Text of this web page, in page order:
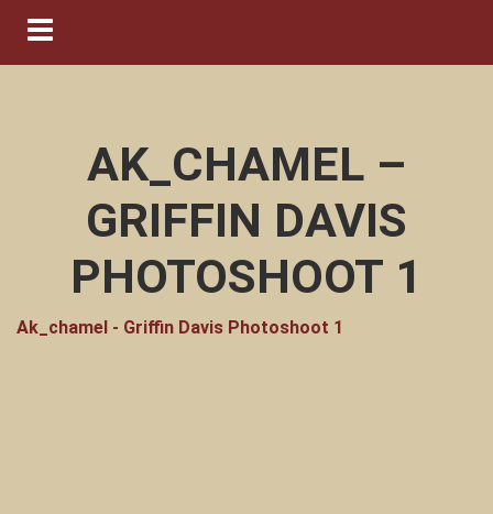
Navigation ein-/ausblenden
AK_CHAMEL –
GRIFFIN DAVIS
PHOTOSHOOT 1
Ak_chamel - Griffin Davis Photoshoot 1